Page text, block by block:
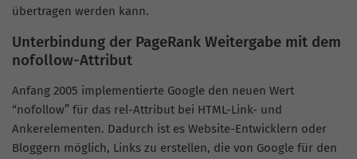
übertragen werden kann.
Unterbindung der PageRank Weitergabe mit dem
nofollow-Attribut
Anfang 2005 implementierte Google den neuen Wert
“nofollow” für das rel-Attribut bei HTML-Link- und
Ankerelementen. Dadurch ist es Website-Entwicklern oder
Bloggern möglich, Links zu erstellen, die von Google für den